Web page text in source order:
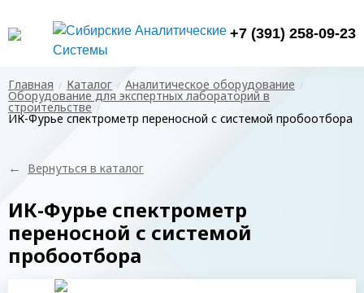
+7 (391) 258-09-23
Главная Каталог Аналитическое оборудование
Оборудование для экспертных лабораторий в
строительстве
ИК-Фурье спектрометр переносной с системой пробоотбора
← Вернуться в каталог
ИК-Фурье спектрометр
переносной с системой
пробоотбора